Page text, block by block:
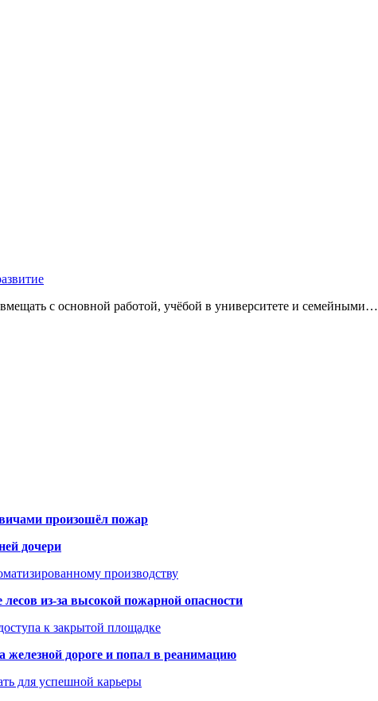
с основной работой, учёбой в университете и семейными…
произошёл пожар
дочери
производству
из-за высокой пожарной опасности
к закрытой площадке
железной дороге и попал в реанимацию
для успешной карьеры